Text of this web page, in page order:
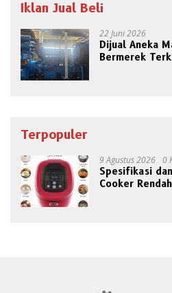
Iklan Jual Beli
22 Juni 2026
Dijual Aneka
Bermerek
Terpopuler
9 Agustus 2026 0
Spesifikasi
Cooker